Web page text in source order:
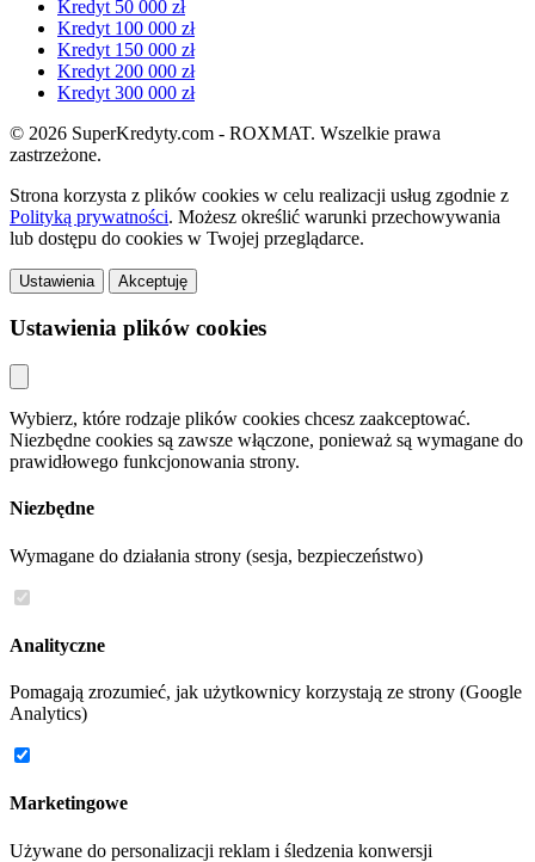
Kredyt 50 000 zł
Kredyt 100 000 zł
Kredyt 150 000 zł
Kredyt 200 000 zł
Kredyt 300 000 zł
© 2026 SuperKredyty.com - ROXMAT. Wszelkie prawa
zastrzeżone.
Strona korzysta z plików cookies w celu realizacji usług zgodnie z
Polityką prywatności. Możesz określić warunki przechowywania
lub dostępu do cookies w Twojej przeglądarce.
Ustawienia Akceptuję
Ustawienia plików cookies
Wybierz, które rodzaje plików cookies chcesz zaakceptować.
Niezbędne cookies są zawsze włączone, ponieważ są wymagane do
prawidłowego funkcjonowania strony.
Niezbędne
Wymagane do działania strony (sesja, bezpieczeństwo)
Analityczne
Pomagają zrozumieć, jak użytkownicy korzystają ze strony (Google
Analytics)
Marketingowe
Używane do personalizacji reklam i śledzenia konwersji